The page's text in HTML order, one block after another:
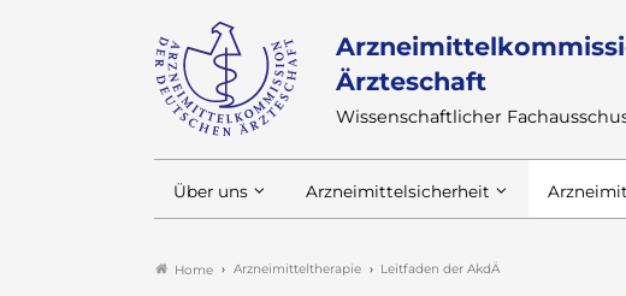
Ärzteschaft
Wissenschaftlicher
Über uns Arzneimittelsicherheit
Home Arzneimitteltherapie Leitfaden der AkdÄ